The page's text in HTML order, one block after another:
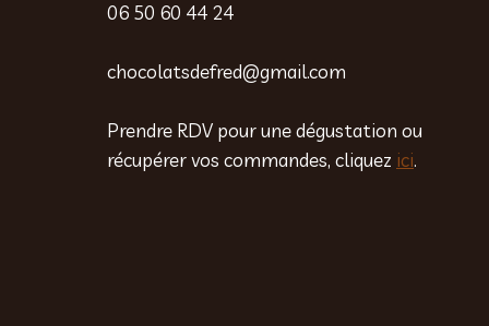
06 50 60 44 24
chocolatsdefred@gmail.com
Prendre RDV pour une dégustation ou
récupérer vos commandes, cliquez ici.